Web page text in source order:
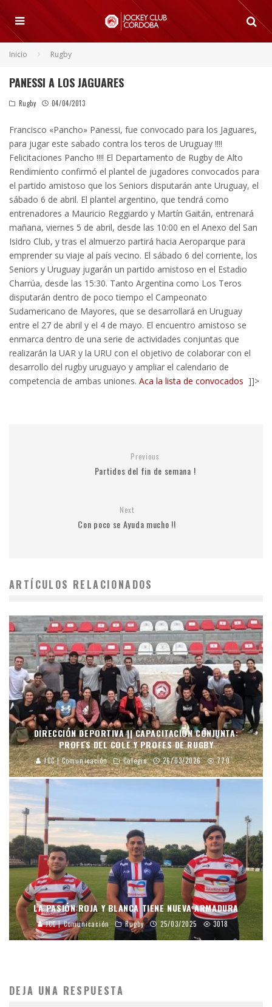
Inicio Rugby
PANESSI A LOS JAGUARES
Rugby 04/04/2013
Francisco «Pancho» Panessi, fue convocado para los Jaguares,
para jugar este sabado contra los teros de Uruguay !!!!
Felicitaciones Pancho !!!! El Departamento de Rugby de Alto
Rendimiento confirmó el plantel de jugadores convocados para
el partido amistoso que los Seniors disputarán ante Uruguay, el
sábado 6 de abril. El plantel argentino, que tendrá como
entrenadores a Mauricio Reggiardo y Martín Gaitán, entrenará
mañana, viernes 5 de abril, desde las 10:00 en el Anexo del San
Isidro Club, y tras el almuerzo partirá hacia Aeroparque para
emprender su viaje al país vecino. El sábado 6 del corriente, los
Seniors y Uruguay jugarán un partido amistoso en el Estadio
Charrúa, desde las 15:30. Tanto Argentina como Los Teros
disputarán dentro de poco tiempo el Campeonato
Sudamericano de Mayores, que se desarrollará en Uruguay
entre el 27 de abril y el 4 de mayo. El encuentro amistoso se
enmarca dentro de una serie de actividades conjuntas que
realizarán la UAR y la URU con el objetivo de colaborar con el
desarrollo del rugby uruguayo y ampliar el calendario de
competencia de ambas uniones. Aca la lista de convocados ]]>
Previous
Partidos del fin de semana !
Next
Con poco se Ayuda mucho !!
ARTÍCULOS RELACIONADOS
DIRECCIÓN DEPORTIVA || CAPACITACIÓN CONJUNTA:
PROFES DEL COLE Y PROFES DE RUGBY
JCC | Comunicación Colegio 26/03/2026 770
LA PASIÓN ROJA Y BLANCA TIENE NUEVA ARMADURA
JCC | Comunicación Rugby 25/03/2025 3018
DEJA UNA RESPUESTA